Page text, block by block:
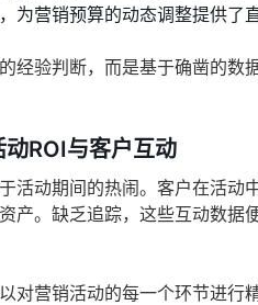
为营销预算的动态调整提供
经验判断，而是基于确凿的
ROI与客户互动
活动期间的热闹。客户在活
。缺乏追踪，这些互动数据
对营销活动的每一个环节进行